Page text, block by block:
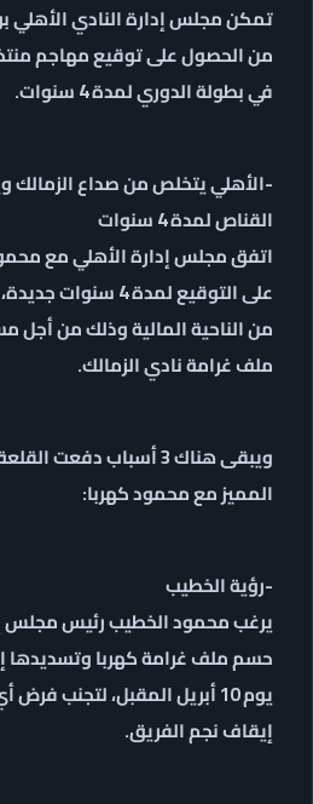
تمكن مجلس إدارة النادي الأهلي
من الحصول على توقيع مهاجم
في بطولة الدوري لمدة 4 سنوات.
-الأهلي يتخلص من صداع الزمالك
القناص لمدة 4 سنوات
اتفق مجلس إدارة الأهلي مع
على التوقيع لمدة 4
من الناحية المالية وذلك من
ملف غرامة نادي الزمالك.
ويبقى هناك 3 أسباب دفعت
المميز مع محمود كهربا:
-رؤية الخطيب
يرغب محمود الخطيب رئيس مجلس
حسم ملف غرامة كهربا وتسديدها
يوم 10 أبريل المقبل، لتجنب
إيقاف نجم الفريق.